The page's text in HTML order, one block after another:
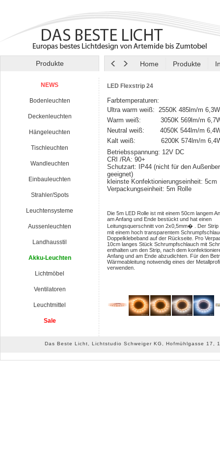
Produkte Home Produkte
NEWS
Bodenleuchten
Deckenleuchten
Hängeleuchten
Tischleuchten
Wandleuchten
Einbauleuchten
Strahler/Spots
Leuchtensysteme
Aussenleuchten
Landhausstil
Akku-Leuchten
Lichtmöbel
Ventilatoren
Leuchtmittel
Sale
LED Flexstrip 24
Farbtemperaturen:
Ultra warm weiß: 2550K 485lm/m
Warm weiß: 3050K 569lm/m
Neutral weiß: 4050K 544lm/m
Kalt weiß: 6200K 574lm/m
Betriebsspannung: 12V DC
CRI /RA: 90+
Schutzart: IP44 (nicht für den
geeignet)
kleinste Konfektionierungseinheit: 5cm
Verpackungseinheit: 5m Rolle
Die 5m LED Rolle ist mit einem 50cm langem
am Anfang und Ende bestückt und hat einen
Leitungsquerschnitt von 2x0,5mm� . Der Strip
mit einem hoch transparentem
Doppelklebeband auf der Rückseite. Pro
10cm langes Stück Schrumpfschlauch mit
enthalten um den Strip, nach dem
Anfang und am Ende abzudichten. Für den
Wärmeableitung notwendig eines der
verwenden.
Das Beste Licht, Lichtstudio Schweiger KG, Hofmühlgasse